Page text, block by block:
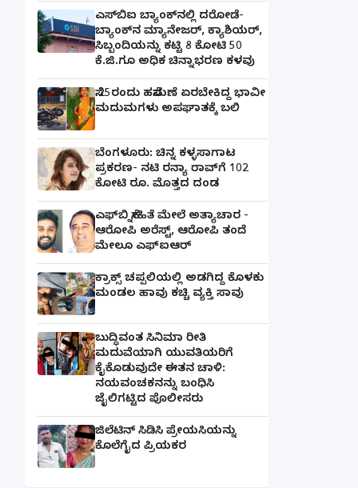
ಎಸ್‌ಬಿಐ ಬ್ಯಾಂಕ್‌ನಲ್ಲಿ‌ ದರೋಡೆ-
ಬ್ಯಾಂಕ್​ನ ಮ್ಯಾನೇಜರ್‌, ಕ್ಯಾಶಿಯರ್‌,
ಸಿಬ್ಬಂದಿಯನ್ನು ಕಟ್ಟಿ 8 ಕೋಟಿ 50
ಕೆ.ಜಿ.ಗೂ ಅಧಿಕ ಚಿನ್ನಾಭರಣ ಕಳವು
ಸೆ.25ರಂದು ಹಸೆಮಣೆ ಏರಬೇಕಿದ್ದ ಭಾವೀ
ಮದುಮಗಳು ಅಪಘಾತಕ್ಕೆ ಬಲಿ
ಬೆಂಗಳೂರು: ಚಿನ್ನ ಕಳ್ಳಸಾಗಾಟ
ಪ್ರಕರಣ- ನಟಿ ರನ್ಯಾ ರಾವ್‌ಗೆ 102
ಕೋಟಿ ರೂ. ಮೊತ್ತದ ದಂಡ
ಎಫ್‌ಬಿ ಸ್ನೇಹಿತೆ ಮೇಲೆ ಅತ್ಯಾಚಾರ -
ಆರೋಪಿ ಅರೆಸ್ಟ್, ಆರೋಪಿ ತಂದೆ
ಮೇಲೂ ಎಫ್ಐಆರ್
ಕ್ರಾಕ್ಸ್ ಚಪ್ಪಲಿಯಲ್ಲಿ ಅಡಗಿದ್ದ ಕೊಳಕು
ಮಂಡಲ ಹಾವು ಕಚ್ಚಿ ವ್ಯಕ್ತಿ ಸಾವು
ಬುದ್ಧಿವಂತ ಸಿನಿಮಾ ರೀತಿ
ಮದುವೆಯಾಗಿ ಯುವತಿಯರಿಗೆ
ಕೈಕೊಡುವುದೇ ಈತನ ಚಾಳಿ:
ನಯವಂಚಕನನ್ನು ಬಂಧಿಸಿ
ಜೈಲಿಗಟ್ಟಿದ ಪೊಲೀಸರು
ಜಿಲೆಟಿನ್ ಸಿಡಿಸಿ ಪ್ರೇಯಸಿಯನ್ನು
ಕೊಲೆಗೈದ ಪ್ರಿಯಕರ